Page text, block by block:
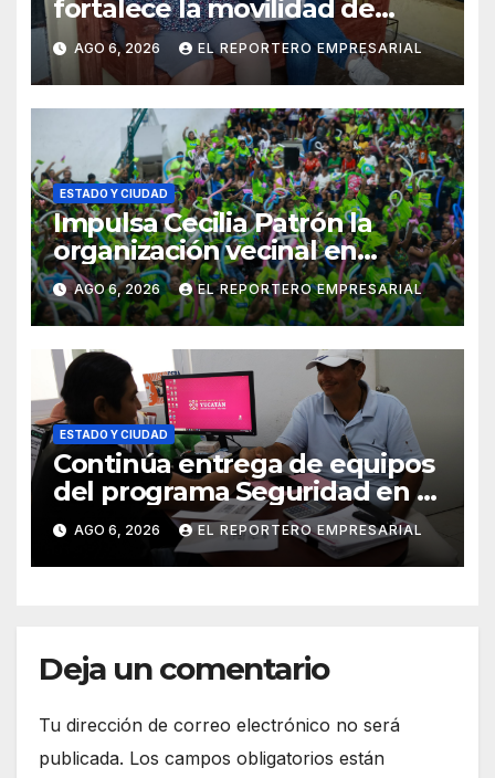
fortalece la movilidad de
adultos mayores con la
entrega de aparatos
ortopédicos
AGO 6, 2026 EL REPORTERO EMPRESARIAL
ESTADO Y CIUDAD
Impulsa Cecilia Patrón la
organización vecinal en
Mérida y suma a comités de
vigilancia en la prevención
social del delito
AGO 6, 2026 EL REPORTERO EMPRESARIAL
ESTADO Y CIUDAD
Continúa entrega de equipos
del programa Seguridad en el
Mar
AGO 6, 2026 EL REPORTERO EMPRESARIAL
Deja un comentario
Tu dirección de correo electrónico no será
publicada. Los campos obligatorios están